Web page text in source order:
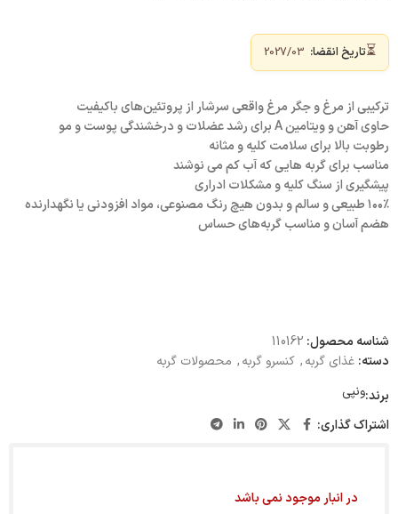
⏳تاریخ انقضا:
ترکیبی از مرغ و جگر مرغ واقعی سرشار از پروتئین‌های باکیفیت
حاوی آهن و ویتامین A برای رشد عضلات و درخشندگی پوست و مو
رطوبت بالا برای سلامت کلیه و مثانه
مناسب برای گربه هایی که آب کم می نوشند
پیشگیری از سنگ کلیه و مشکلات ادراری
۱۰۰٪ طبیعی و سالم و بدون هیچ رنگ مصنوعی، مواد افزودنی یا نگهدارنده
هضم آسان و مناسب گربه‌های حساس
شناسه محصول: 110162
دسته: غذای گربه, کنسرو گربه, محصولات گربه
برند:ونپی
اشتراک گذاری:
در انبار موجود نمی باشد